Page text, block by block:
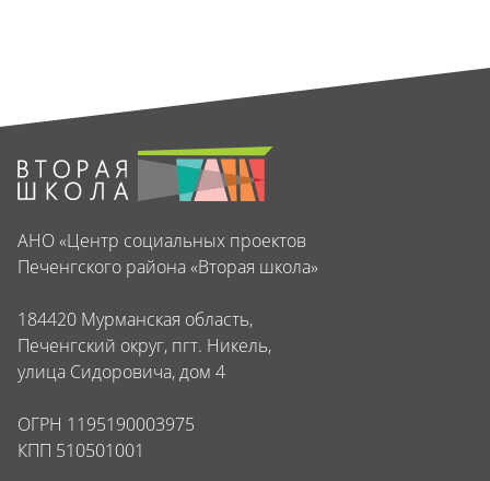
АНО «Центр социальных проектов
Печенгского района «Вторая школа»
184420 Мурманская область,
Печенгский округ, пгт. Никель,
улица Сидоровича, дом 4
ОГРН 1195190003975
КПП 510501001